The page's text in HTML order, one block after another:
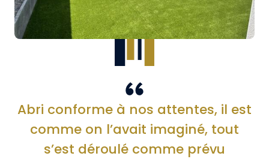
Abri conforme à nos attentes, il est
comme on l’avait imaginé, tout
s’est déroulé comme prévu